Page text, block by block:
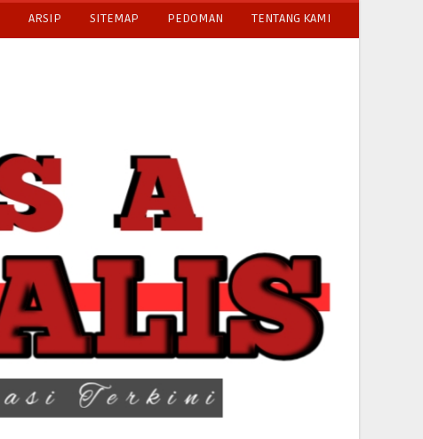
ARSIP SITEMAP PEDOMAN TENTANG KAMI